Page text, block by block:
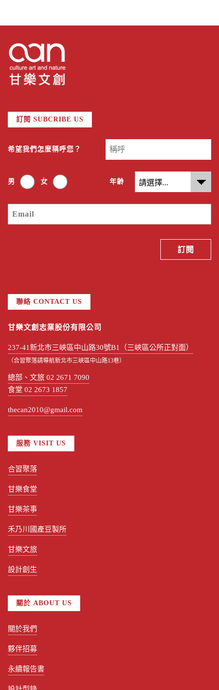
訂閱 SUBCRIBE US
希望我們怎麼稱呼您？
男 女 年齡
聯絡 CONTACT US
甘樂文創志業股份有限公司
237-41新北市三峽區中山路30號B1（三峽區公所正對面）
（合習聚落請導航新北市三峽區中山路13巷）
總部、文旅 02 2671 7090
食堂 02 2673 1857
thecan2010@gmail.com
服務 VISIT US
合習聚落
甘樂食堂
甘樂茶事
禾乃川國產豆製所
甘樂文旅
設計創生
關於 ABOUT US
關於我們
夥伴招募
永續報告書